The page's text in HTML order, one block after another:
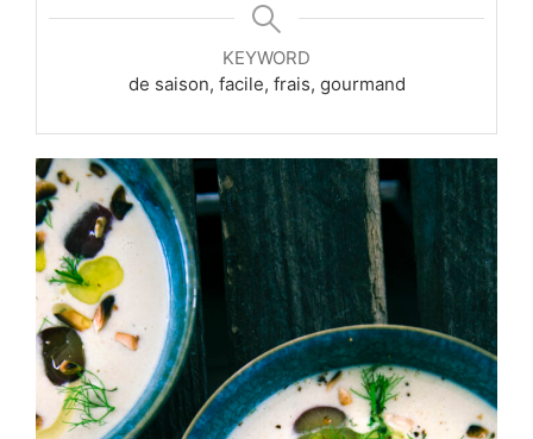
KEYWORD
de saison, facile, frais, gourmand